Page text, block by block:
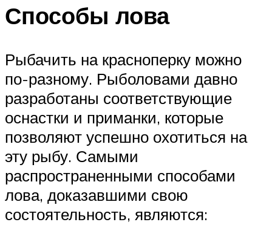
Способы лова
Рыбачить на красноперку можно
по-разному. Рыболовами давно
разработаны соответствующие
оснастки и приманки, которые
позволяют успешно охотиться на
эту рыбу. Самыми
распространенными способами
лова, доказавшими свою
состоятельность, являются: